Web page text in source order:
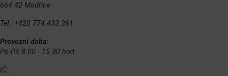
664 42 Modřice
Tel.: +420 774 433 361
Provozní doba:
Po-Pá 8.00 - 15.30 hod.
IČ: